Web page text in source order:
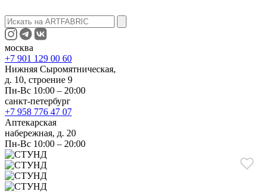
москва
+7 901 129 00 60
Нижняя Сыромятническая,
д. 10, строение 9
Пн-Вс 10:00 – 20:00
санкт-петербург
+7 958 776 47 07
Аптекарская
набережная, д. 20
Пн-Вс 10:00 – 20:00